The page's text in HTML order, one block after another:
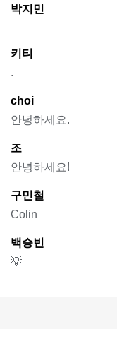
박지민
키티
.
choi
안녕하세요.
조
안녕하세요!
구민철
Colin
백승빈
💡